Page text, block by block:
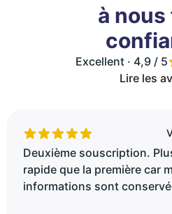
à nous
Excellent · 4,9 / 5
Lire les
Deuxième souscription.
rapide que la première car
informations sont